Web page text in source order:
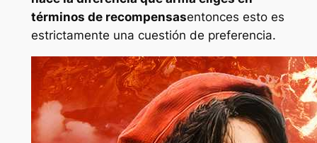
términos de recompensasentonces esto es
estrictamente una cuestión de preferencia.